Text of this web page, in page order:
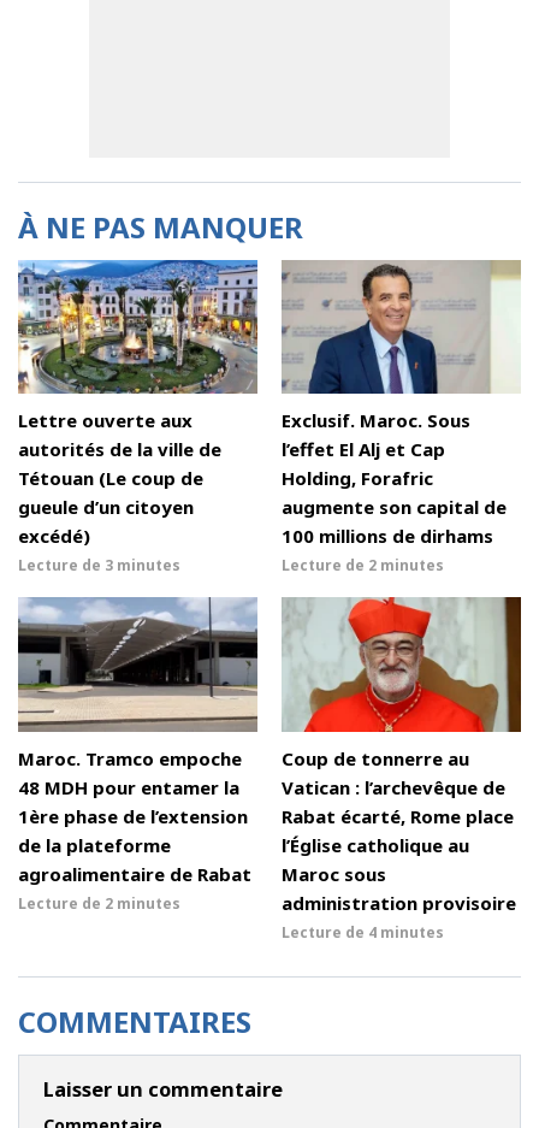
À NE PAS MANQUER
Lettre ouverte aux
autorités de la ville de
Tétouan (Le coup de
gueule d’un citoyen
excédé)
Lecture de 3 minutes
Exclusif. Maroc. Sous
l’effet El Alj et Cap
Holding, Forafric
augmente son capital de
100 millions de dirhams
Lecture de 2 minutes
Maroc. Tramco empoche
48 MDH pour entamer la
1ère phase de l’extension
de la plateforme
agroalimentaire de Rabat
Lecture de 2 minutes
Coup de tonnerre au
Vatican : l’archevêque de
Rabat écarté, Rome place
l’Église catholique au
Maroc sous
administration provisoire
Lecture de 4 minutes
COMMENTAIRES
Laisser un commentaire